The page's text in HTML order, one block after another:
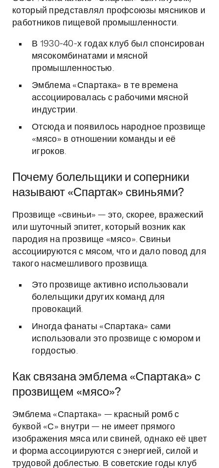
который представлял профсоюзы мясников и
работников пищевой промышленности.
В 1930-40-х годах клуб был спонсирован
мясокомбинатами и мясной
промышленностью.
Эмблема «Спартака» в те времена
ассоциировалась с рабочими мясной
индустрии.
Отсюда и появилось народное прозвище
«мясо» в отношении команды и её
игроков.
Почему болельщики и соперники
называют «Спартак» свиньями?
Прозвище «свиньи» — это, скорее, вражеский
или шуточный эпитет, который возник как
пародия на прозвище «мясо». Свиньи
ассоциируются с мясом, что и дало повод для
такого насмешливого прозвища.
Это прозвище активно использовали
болельщики других команд для
провокаций.
Иногда фанаты «Спартака» сами
использовали это прозвище с юмором и
гордостью.
Как связана эмблема «Спартака» с
прозвищем «мясо»?
Эмблема «Спартака» — красный ромб с
буквой «С» внутри — не имеет прямого
изображения мяса или свиней, однако её цвет
и форма ассоциируются с энергией, силой и
трудовой доблестью. В советские годы клуб